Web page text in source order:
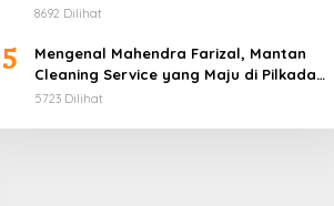
8692 Dilihat
5
Mengenal Mahendra Farizal, Mantan
Cleaning Service yang Maju di Pilkada
Purbalingga
5723 Dilihat